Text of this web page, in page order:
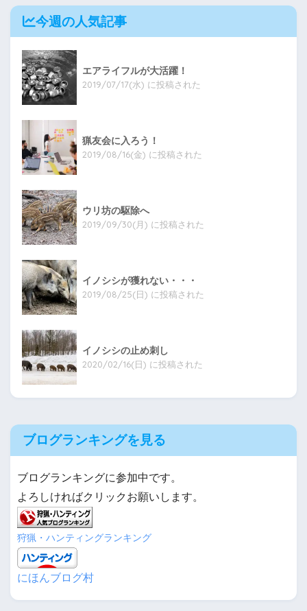
今週の人気記事
エアライフルが大活躍！
2019/07/17(水) に投稿された
猟友会に入ろう！
2019/08/16(金) に投稿された
ウリ坊の駆除へ
2019/09/30(月) に投稿された
イノシシが獲れない・・・
2019/08/25(日) に投稿された
イノシシの止め刺し
2020/02/16(日) に投稿された
ブログランキングを見る
ブログランキングに参加中です。
よろしければクリックお願いします。
狩猟・ハンティングランキング
にほんブログ村